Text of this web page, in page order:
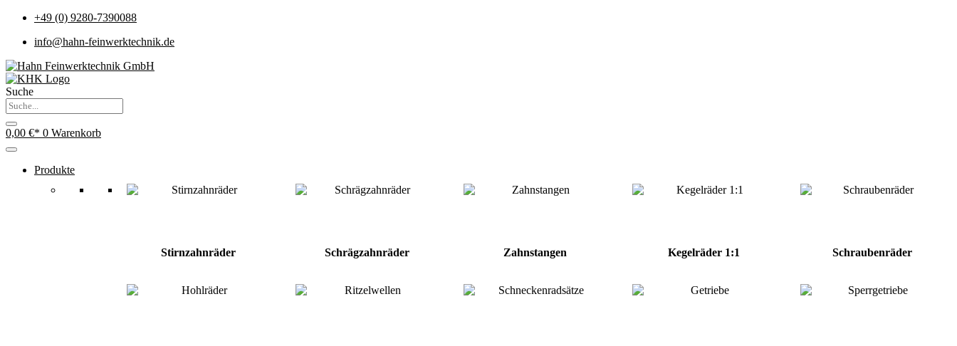
+49 (0) 9280-7390088
info@hahn-feinwerktechnik.de
Suche
0,00 € 0 Warenkorb
Produkte
Stirnzahnräder Schrägzahnräder Zahnstangen Kegelräder 1:1 Schraubenräder